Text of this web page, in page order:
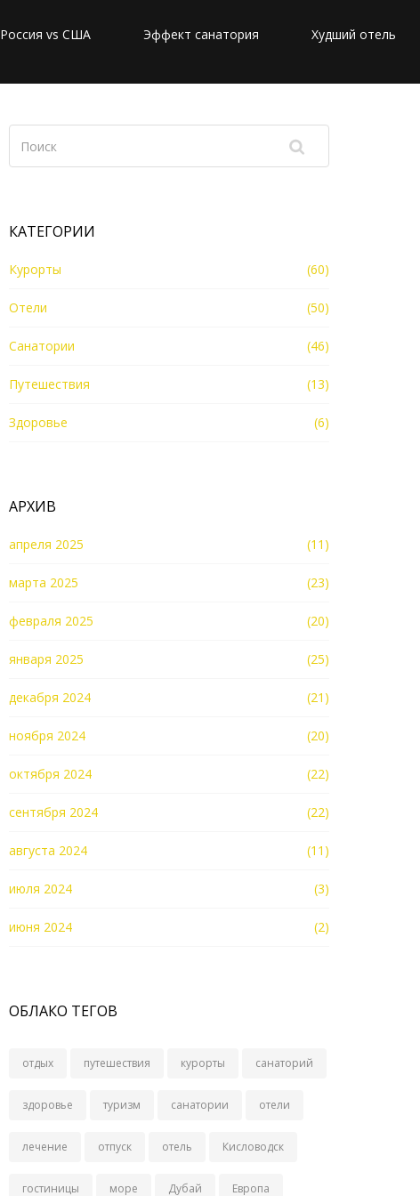
Россия vs США Эффект санатория Худший отель
КАТЕГОРИИ
Курорты (60)
Отели (50)
Санатории (46)
Путешествия (13)
Здоровье (6)
АРХИВ
апреля 2025 (11)
марта 2025 (23)
февраля 2025 (20)
января 2025 (25)
декабря 2024 (21)
ноября 2024 (20)
октября 2024 (22)
сентября 2024 (22)
августа 2024 (11)
июля 2024 (3)
июня 2024 (2)
ОБЛАКО ТЕГОВ
отдых путешествия курорты санаторий
здоровье туризм санатории отели
лечение отпуск отель Кисловодск
гостиницы море Дубай Европа